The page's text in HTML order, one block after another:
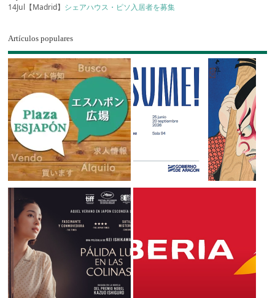
14Jul【Madrid】 シェアハウス・ピソ入居者を募集
Artículos populares